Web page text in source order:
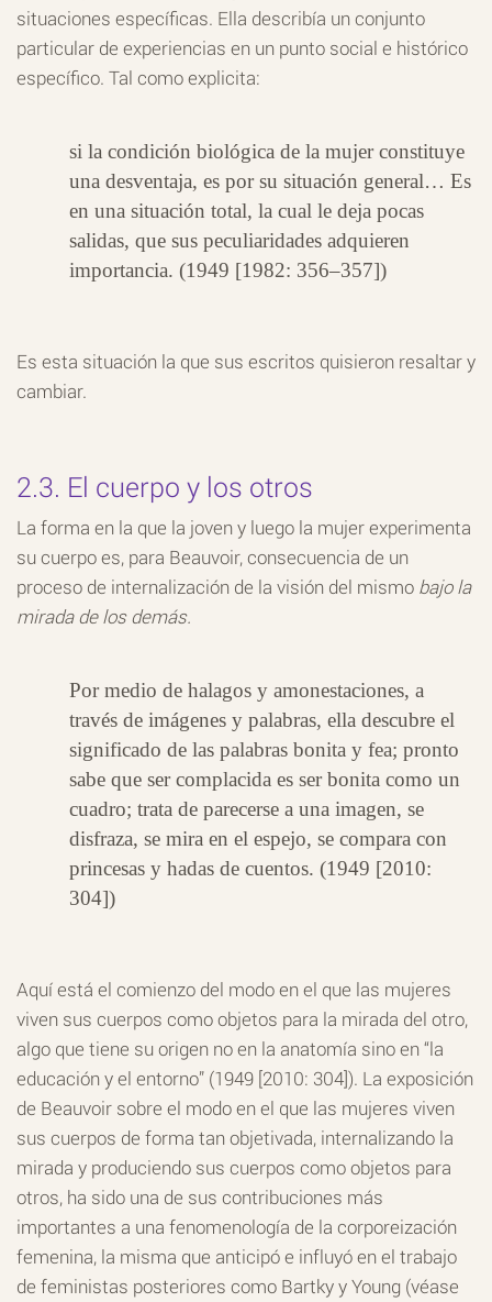
situaciones específicas. Ella describía un conjunto
particular de experiencias en un punto social e histórico
específico. Tal como explicita:
si la condición biológica de la mujer constituye
una desventaja, es por su situación general… Es
en una situación total, la cual le deja pocas
salidas, que sus peculiaridades adquieren
importancia. (1949 [1982: 356–357])
Es esta situación la que sus escritos quisieron resaltar y
cambiar.
2.3. El cuerpo y los otros
La forma en la que la joven y luego la mujer experimenta
su cuerpo es, para Beauvoir, consecuencia de un
proceso de internalización de la visión del mismo bajo la
mirada de los demás.
Por medio de halagos y amonestaciones, a
través de imágenes y palabras, ella descubre el
significado de las palabras bonita y fea; pronto
sabe que ser complacida es ser bonita como un
cuadro; trata de parecerse a una imagen, se
disfraza, se mira en el espejo, se compara con
princesas y hadas de cuentos. (1949 [2010:
304])
Aquí está el comienzo del modo en el que las mujeres
viven sus cuerpos como objetos para la mirada del otro,
algo que tiene su origen no en la anatomía sino en “la
educación y el entorno” (1949 [2010: 304]). La exposición
de Beauvoir sobre el modo en el que las mujeres viven
sus cuerpos de forma tan objetivada, internalizando la
mirada y produciendo sus cuerpos como objetos para
otros, ha sido una de sus contribuciones más
importantes a una fenomenología de la corporeización
femenina, la misma que anticipó e influyó en el trabajo
de feministas posteriores como Bartky y Young (véase